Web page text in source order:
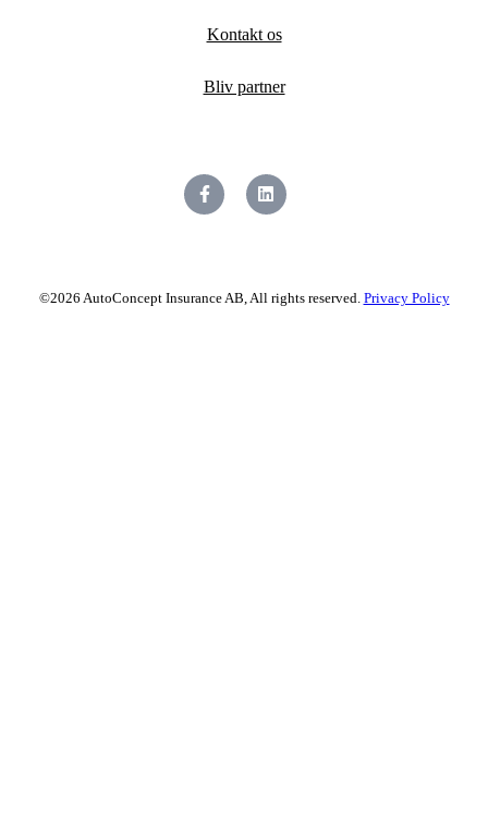
Kontakt os
Bliv partner
©2026 AutoConcept Insurance AB, All rights reserved. Privacy Policy